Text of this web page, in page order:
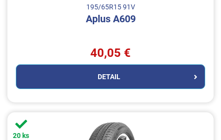
195/65R15 91V
Aplus A609
40,05 €
DETAIL
20 ks